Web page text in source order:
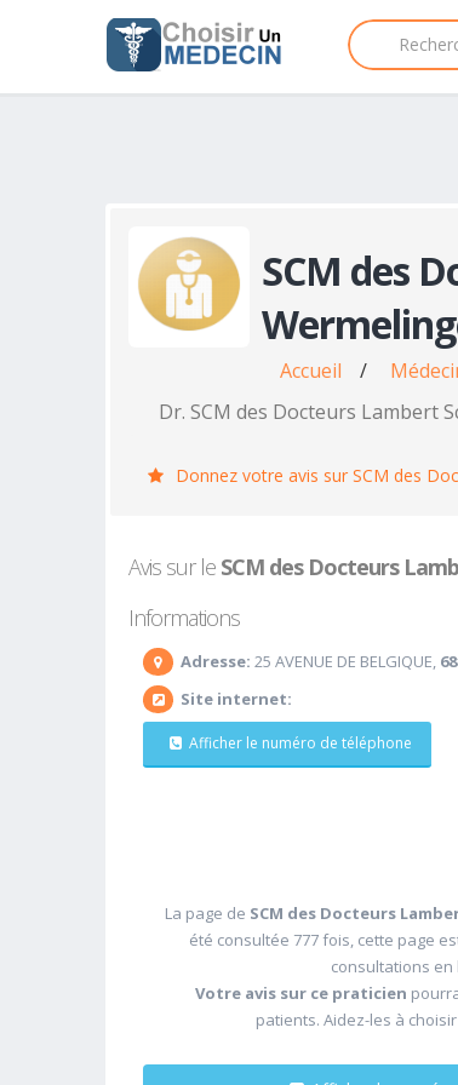
SCM des
Accueil /
Dr. SCM des Docteurs Lambert
Donnez votre avis sur SCM des
Avis sur le SCM des Docteurs
Informations
Adresse: 25 AVENUE DE BELGIQUE,
Site internet:
Afficher le numéro de téléphone
La page de SCM des Docteurs
été consultée 777 fois, cette page
consultations en
Votre avis sur ce praticien
patients. Aidez-les à